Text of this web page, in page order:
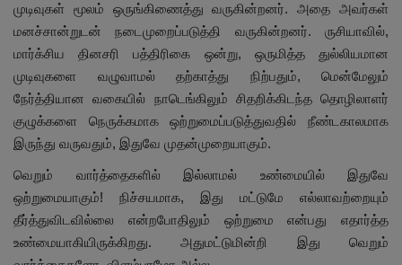
முடிவுகள் மூலம் ஒருங்கிணைத்து வருகின்றனர். அதை அவர்கள்
மனச்சான்றுடன் நடைமுறைப்படுத்தி வருகின்றனர். ருசியாவில்,
மார்க்சிய தினசரி பத்திரிகை ஒன்று, ஒருமித்த துல்லியமான
முடிவுகளை வழுவாமல் தற்காத்து நிற்பதும், மென்மேலும்
நேர்த்தியான வகையில் நாடெங்கிலும் சிதறிக்கிடந்த தொழிலாளர்
குழுக்களை நெருக்கமாக ஒற்றுமைப்படுத்துவதில் நீண்டகாலமாக
இருந்து வருவதும், இதுவே முதன்முறையாகும்.
வெறும் வார்த்தைகளில் இல்லாமல் உண்மையில் இதுவே
ஒற்றுமையாகும்! நிச்சயமாக, இது மட்டுமே எல்லாவற்றையும்
தீர்த்துவிடவில்லை என்றபோதிலும் ஒற்றுமை என்பது எதார்த்த
உண்மையாகியிருக்கிறது. அதுமட்டுமின்றி இது வெறும்